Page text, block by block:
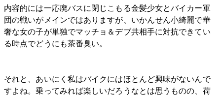
内容的には一応廃バスに閉じこもる金髪少女とバイカー軍
団の戦いがメインではありますが、いかんせん小綺麗で華
奢な女の子が単独でマッチョ＆デブ共相手に対抗できてい
る時点でどうにも茶番臭い。
それと、あいにく私はバイクにはほとんど興味がないんで
すよね。乗ってみれば楽しいだろうなとは思うものの、荷